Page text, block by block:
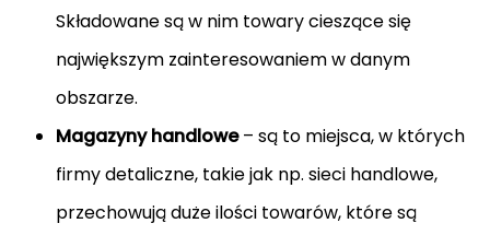
Składowane są w nim towary cieszące się
największym zainteresowaniem w danym
obszarze.
Magazyny handlowe– są to miejsca, w których
firmy detaliczne, takie jak np. sieci handlowe,
przechowują duże ilości towarów, które są